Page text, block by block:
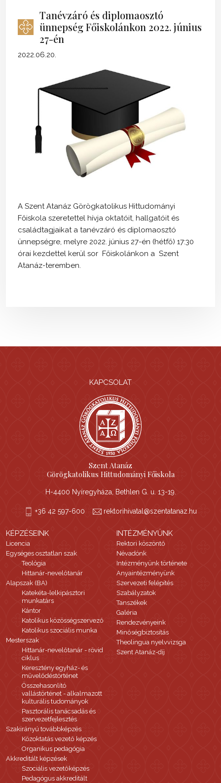
Tanévzáró és diplomaosztó
ünnepség Főiskolánkon 2022. június
27-én
2022.06.20.
A Szent Atanáz Görögkatolikus Hittudományi
Főiskola szeretettel hívja oktatóit, hallgatóit és
családtagjaikat a tanévzáró és diplomaosztó
ünnepségre, melyre 2022. június 27-én (hétfő) 17:30
órai kezdettel kerül sor Főiskolánkon a Szent
Atanáz-teremben.
KAPCSOLAT
Szent Atanáz
Görögkatolikus Hittudományi Főiskola
H-4400 Nyíregyháza, Bethlen G. u. 13-19.
+36 42 597-600 rektorihivatal@szentatanaz.hu
KÉPZÉSEINK
Licencia
Egységes osztatlan szak
Teológia
Hittanár-nevelőtanár
Alapszak (BA)
Katekéta-lelkipásztori
munkatárs
Kántor
Katolikus közösségszervező
Katolikus szociális munka
Mesterszak
Hittanár-nevelőtanár - rövid
ciklus
Keresztény egyház- és
művelődéstörténet
Összehasonlító
vallástörténet - alkalmazott
kulturális tudományok
Pasztorális tanácsadás és
szervezetfejlesztés
Szakirányú továbbképzés
Közoktatás vezető képzés
Organikus pedagógia
Akkreditált képzések
Szociális vezetőképzés
Pedagógus akkreditált
INTÉZMÉNYÜNK
Rektori köszöntő
Névadónk
Intézményünk története
Anyaintézményünk
Szervezeti felépítés
Szabályzatok
Tanszékek
Galéria
Rendezvényeink
Minőségbiztosítás
Theolingua nyelvvizsga
Szent Atanáz-díj